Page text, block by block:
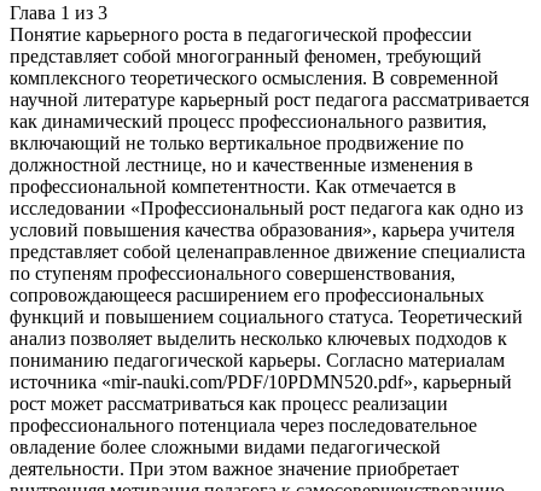
Глава 1 из 3
Понятие карьерного роста в педагогической профессии
представляет собой многогранный феномен, требующий
комплексного теоретического осмысления. В современной
научной литературе карьерный рост педагога рассматривается
как динамический процесс профессионального развития,
включающий не только вертикальное продвижение по
должностной лестнице, но и качественные изменения в
профессиональной компетентности. Как отмечается в
исследовании «Профессиональный рост педагога как одно из
условий повышения качества образования», карьера учителя
представляет собой целенаправленное движение специалиста
по ступеням профессионального совершенствования,
сопровождающееся расширением его профессиональных
функций и повышением социального статуса. Теоретический
анализ позволяет выделить несколько ключевых подходов к
пониманию педагогической карьеры. Согласно материалам
источника «mir-nauki.com/PDF/10PDMN520.pdf», карьерный
рост может рассматриваться как процесс реализации
профессионального потенциала через последовательное
овладение более сложными видами педагогической
деятельности. При этом важное значение приобретает